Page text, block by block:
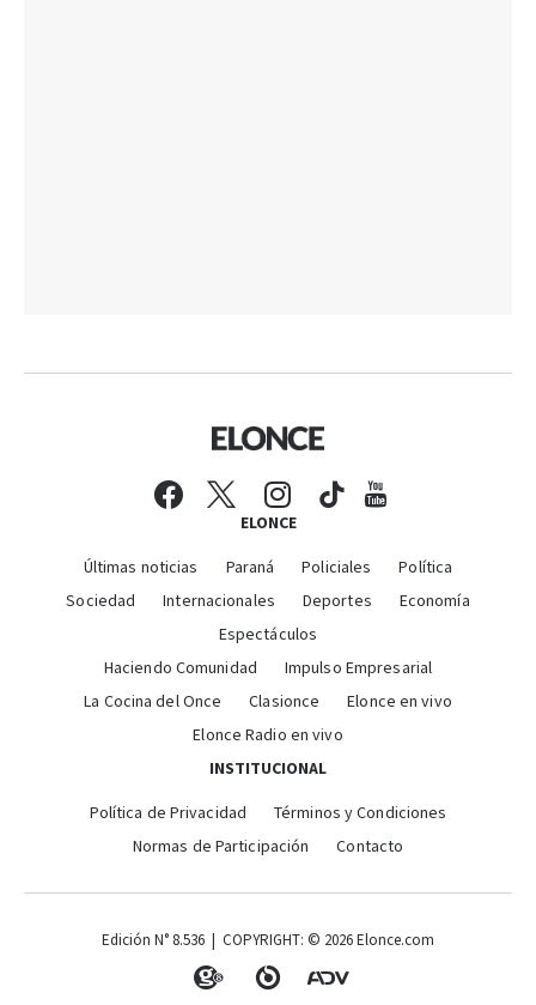
ELONCE
Últimas noticias Paraná Policiales
Política
Sociedad
Internacionales Deportes
Economía
Espectáculos
Haciendo Comunidad
Impulso Empresarial
La Cocina del Once
Clasionce
Elonce en vivo
Elonce Radio en vivo
INSTITUCIONAL
Política de Privacidad
Términos y Condiciones
Normas de Participación
Contacto
Edición N° 8.536 | COPYRIGHT: © 2026 Elonce.com